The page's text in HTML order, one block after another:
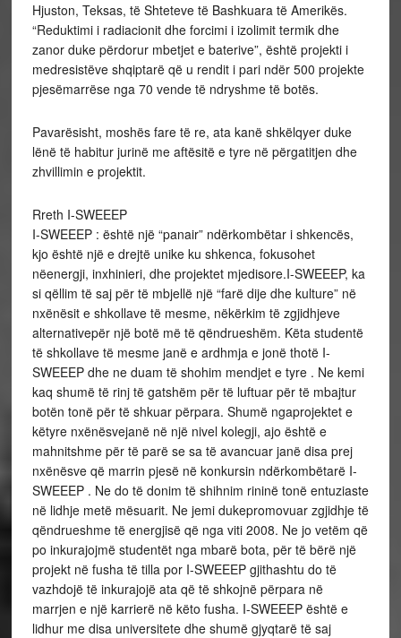
Hjuston, Teksas, të Shteteve të Bashkuara të Amerikës.
“Reduktimi i radiacionit dhe forcimi i izolimit termik dhe
zanor duke përdorur mbetjet e baterive”, është projekti i
medresistëve shqiptarë që u rendit i pari ndër 500 projekte
pjesëmarrëse nga 70 vende të ndryshme të botës.
Pavarësisht, moshës fare të re, ata kanë shkëlqyer duke
lënë të habitur jurinë me aftësitë e tyre në përgatitjen dhe
zhvillimin e projektit.
Rreth I-SWEEEP
I-SWEEEP : është një “panair” ndërkombëtar i shkencës,
kjo është një e drejtë unike ku shkenca, fokusohet
nëenergji, inxhinieri, dhe projektet mjedisore.I-SWEEEP, ka
si qëllim të saj për të mbjellë një “farë dije dhe kulture” në
nxënësit e shkollave të mesme, nëkërkim të zgjidhjeve
alternativepër një botë më të qëndrueshëm. Këta studentë
të shkollave të mesme janë e ardhmja e jonë thotë I-
SWEEEP dhe ne duam të shohim mendjet e tyre . Ne kemi
kaq shumë të rinj të gatshëm për të luftuar për të mbajtur
botën tonë për të shkuar përpara. Shumë ngaprojektet e
këtyre nxënësvejanë në një nivel kolegji, ajo është e
mahnitshme për të parë se sa të avancuar janë disa prej
nxënësve që marrin pjesë në konkursin ndërkombëtarë I-
SWEEEP . Ne do të donim të shihnim rininë tonë entuziaste
në lidhje metë mësuarit. Ne jemi dukepromovuar zgjidhje të
qëndrueshme të energjisë që nga viti 2008. Ne jo vetëm që
po inkurajojmë studentët nga mbarë bota, për të bërë një
projekt në fusha të tilla por I-SWEEEP gjithashtu do të
vazhdojë të inkurajojë ata që të shkojnë përpara në
marrjen e një karrierë në këto fusha. I-SWEEEP është e
lidhur me disa universitete dhe shumë gjyqtarë të saj